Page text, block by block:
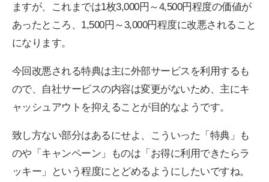
ますが、これまでは1枚3,000円～4,500円程度の価値が
あったところ、1,500円～3,000円程度に改悪されること
になります。
今回改悪される特典は主に外部サービスを利用するも
ので、自社サービスの内容は変更がないため、主にキ
ャッシュアウトを抑えることが目的なようです。
致し方ない部分はあるにせよ、こういった「特典」も
のや「キャンペーン」ものは「お得に利用できたらラ
ッキー」という程度にとどめるようにしたいですね。